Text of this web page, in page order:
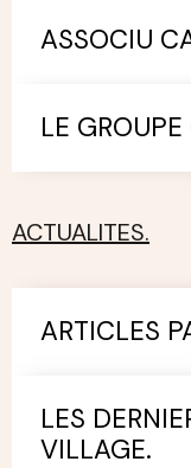
ASSOCIU
LE
ACTUALITES.
ARTICLES
LES
VILLAGE.